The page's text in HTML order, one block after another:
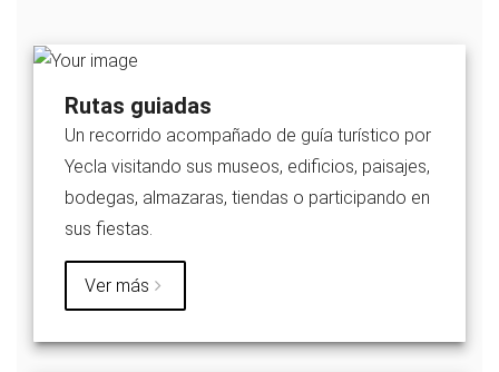
Rutas guiadas
Un recorrido acompañado de guía turístico por
Yecla visitando sus museos, edificios, paisajes,
bodegas, almazaras, tiendas o participando en
sus fiestas.
Ver más